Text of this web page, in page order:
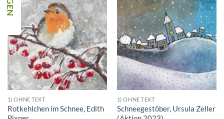
1) OHNE TEXT
Rotkehlchen im Schnee, Edith
1) OHNE TEXT
Schneegestöber, Ursula Zeller